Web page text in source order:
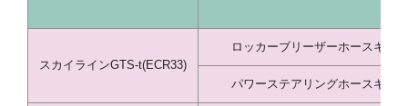
スカイラインGTS-t(ECR33)
ロッカーブリーザーホースキット
パワーステアリングホースキット